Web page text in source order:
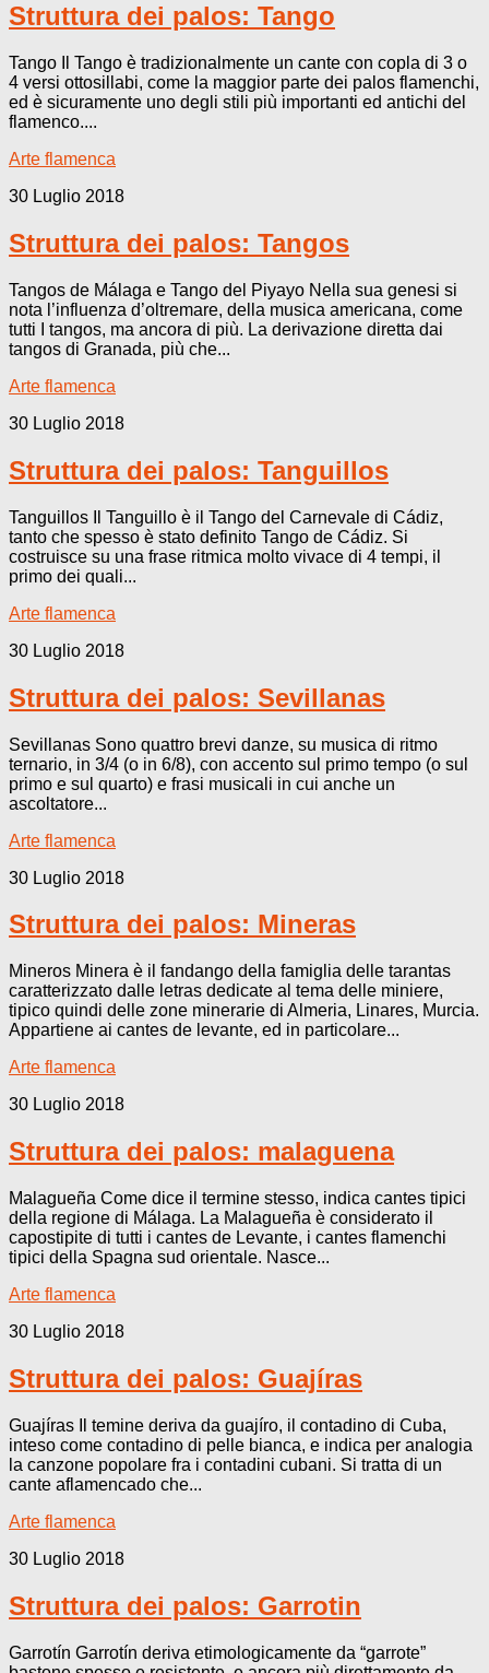
Struttura dei palos: Tango
Tango Il Tango è tradizionalmente un cante con copla di 3 o
4 versi ottosillabi, come la maggior parte dei palos flamenchi,
ed è sicuramente uno degli stili più importanti ed antichi del
flamenco....
Arte flamenca
30 Luglio 2018
Struttura dei palos: Tangos
Tangos de Málaga e Tango del Piyayo Nella sua genesi si
nota l’influenza d’oltremare, della musica americana, come
tutti I tangos, ma ancora di più. La derivazione diretta dai
tangos di Granada, più che...
Arte flamenca
30 Luglio 2018
Struttura dei palos: Tanguillos
Tanguillos Il Tanguillo è il Tango del Carnevale di Cádiz,
tanto che spesso è stato definito Tango de Cádiz. Si
costruisce su una frase ritmica molto vivace di 4 tempi, il
primo dei quali...
Arte flamenca
30 Luglio 2018
Struttura dei palos: Sevillanas
Sevillanas Sono quattro brevi danze, su musica di ritmo
ternario, in 3/4 (o in 6/8), con accento sul primo tempo (o sul
primo e sul quarto) e frasi musicali in cui anche un
ascoltatore...
Arte flamenca
30 Luglio 2018
Struttura dei palos: Mineras
Mineros Minera è il fandango della famiglia delle tarantas
caratterizzato dalle letras dedicate al tema delle miniere,
tipico quindi delle zone minerarie di Almeria, Linares, Murcia.
Appartiene ai cantes de levante, ed in particolare...
Arte flamenca
30 Luglio 2018
Struttura dei palos: malaguena
Malagueña Come dice il termine stesso, indica cantes tipici
della regione di Málaga. La Malagueña è considerato il
capostipite di tutti i cantes de Levante, i cantes flamenchi
tipici della Spagna sud orientale. Nasce...
Arte flamenca
30 Luglio 2018
Struttura dei palos: Guajíras
Guajíras Il temine deriva da guajíro, il contadino di Cuba,
inteso come contadino di pelle bianca, e indica per analogia
la canzone popolare fra i contadini cubani. Si tratta di un
cante aflamencado che...
Arte flamenca
30 Luglio 2018
Struttura dei palos: Garrotin
Garrotín Garrotín deriva etimologicamente da “garrote”